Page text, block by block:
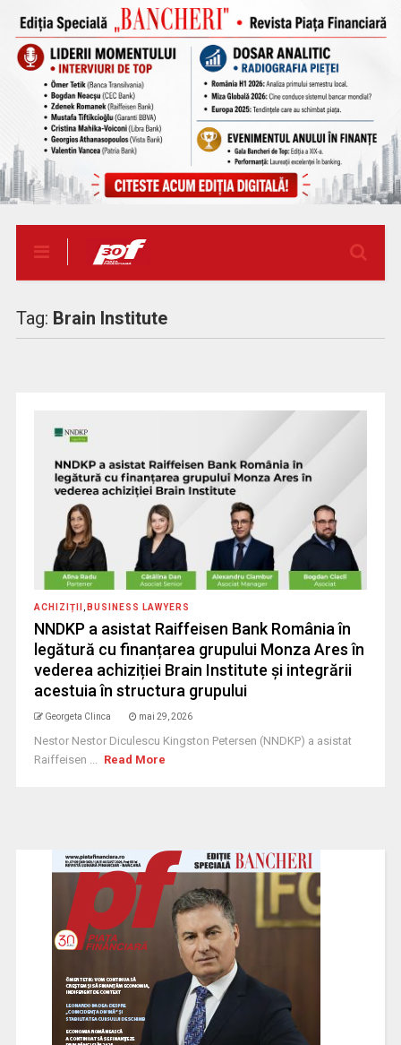
Tag: Brain Institute
ACHIZIȚII BUSINESS LAWYERS
NNDKP a asistat Raiffeisen Bank România în
legătură cu finanțarea grupului Monza Ares în
vederea achiziției Brain Institute și integrării
acestuia în structura grupului
Georgeta Clinca mai 29, 2026
Nestor Nestor Diculescu Kingston Petersen (NNDKP) a asistat
Raiffeisen ... Read More